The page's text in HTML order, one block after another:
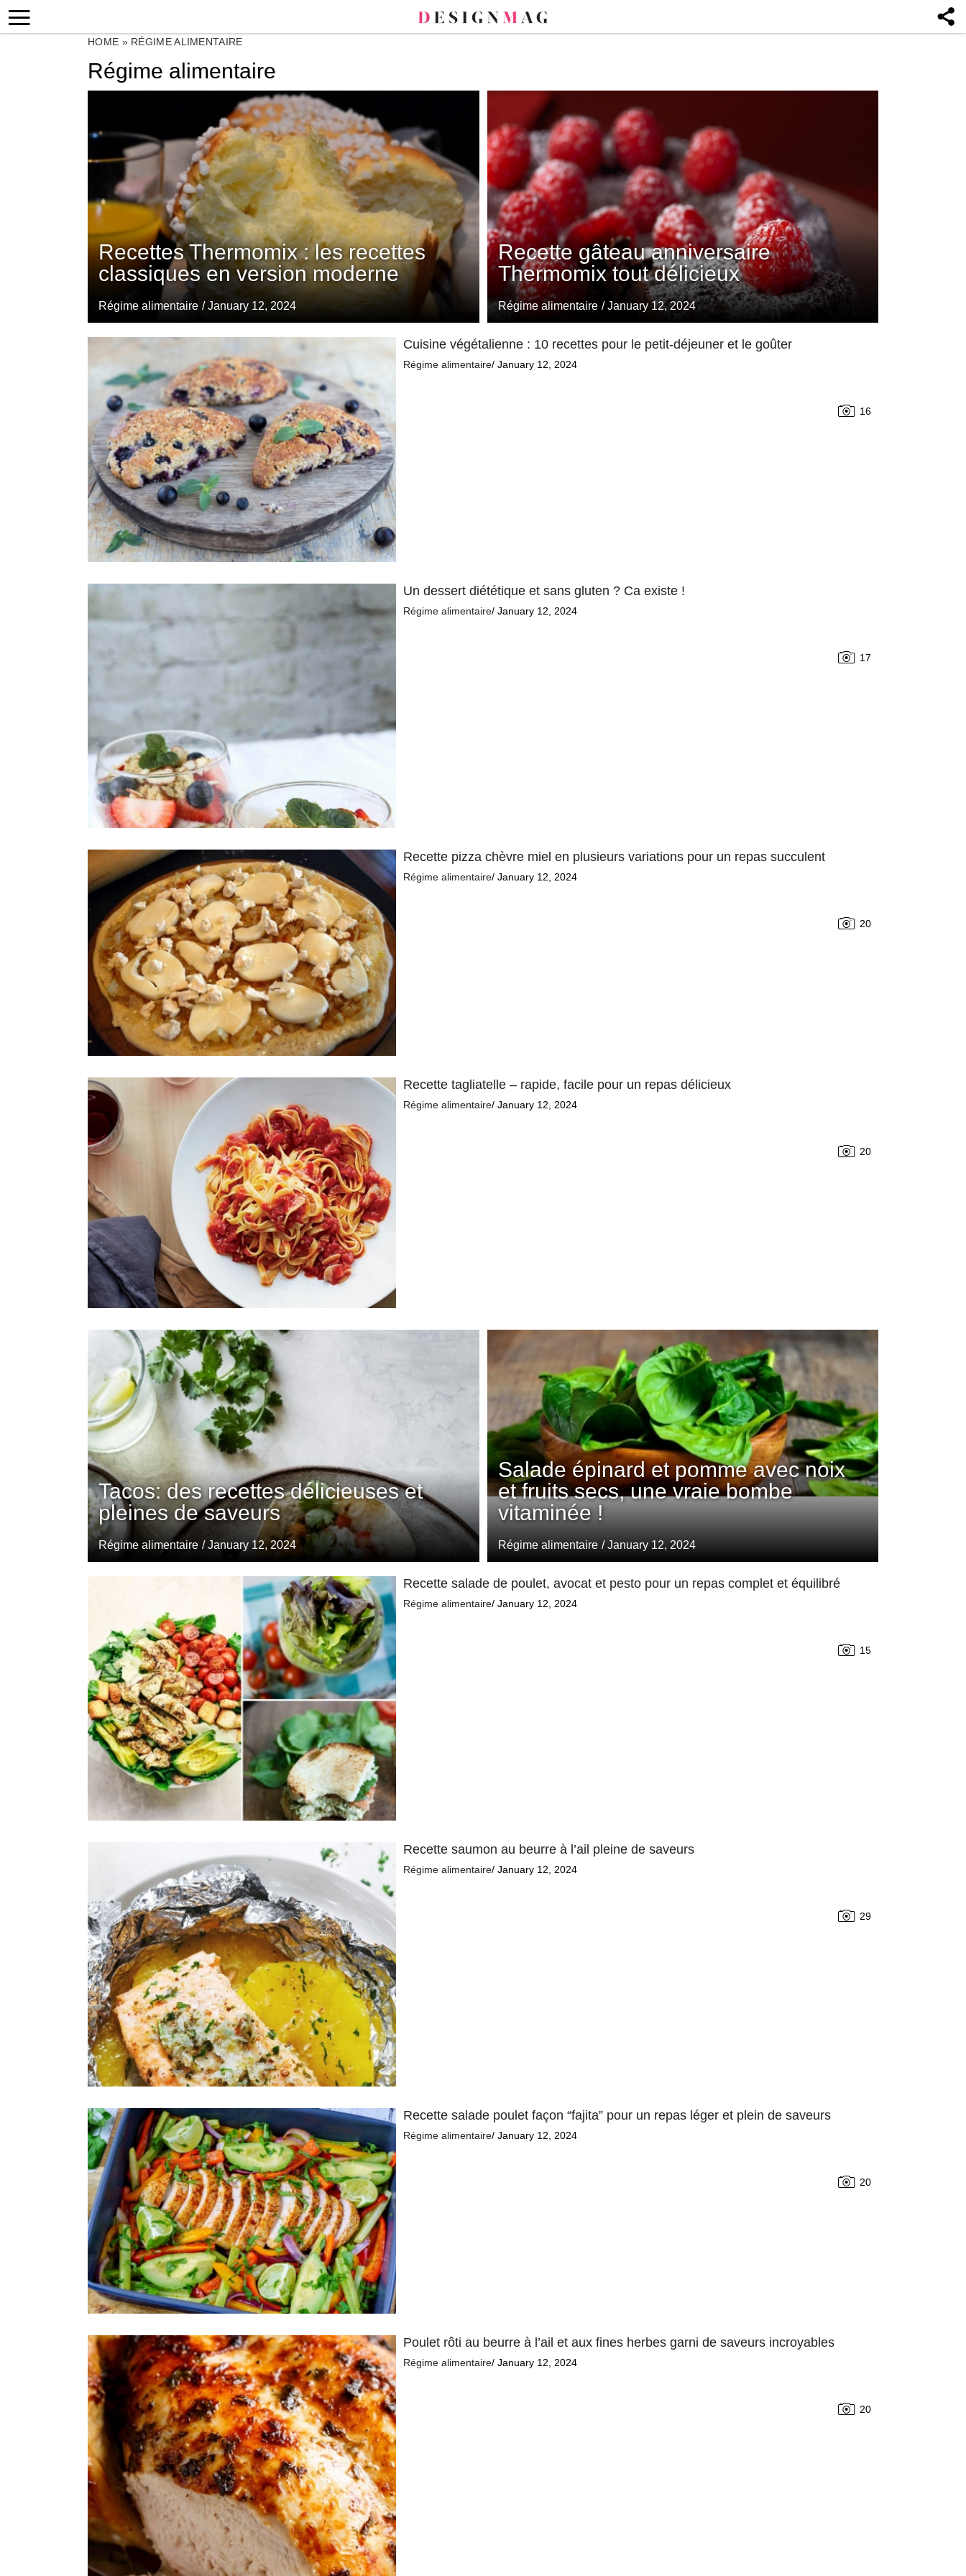
HOME » RÉGIME ALIMENTAIRE
Régime alimentaire
Recette gâteau anniversaire
Thermomix tout délicieux
Régime alimentaire / January 12, 2024
Recettes Thermomix : les recettes
classiques en version moderne
Régime alimentaire / January 12, 2024
Cuisine végétalienne : 10 recettes pour le petit-déjeuner et le goûter
Régime alimentaire/ January 12, 2024
16
Un dessert diététique et sans gluten ? Ca existe !
Régime alimentaire/ January 12, 2024
17
Recette pizza chèvre miel en plusieurs variations pour un repas succulent
Régime alimentaire/ January 12, 2024
20
Recette tagliatelle – rapide, facile pour un repas délicieux
Régime alimentaire/ January 12, 2024
20
Salade épinard et pomme avec noix
et fruits secs, une vraie bombe
vitaminée !
Régime alimentaire / January 12, 2024
Tacos: des recettes délicieuses et
pleines de saveurs
Régime alimentaire / January 12, 2024
Recette salade de poulet, avocat et pesto pour un repas complet et équilibré
Régime alimentaire/ January 12, 2024
15
Recette saumon au beurre à l’ail pleine de saveurs
Régime alimentaire/ January 12, 2024
29
Recette salade poulet façon “fajita” pour un repas léger et plein de saveurs
Régime alimentaire/ January 12, 2024
20
Poulet rôti au beurre à l’ail et aux fines herbes garni de saveurs incroyables
Régime alimentaire/ January 12, 2024
20